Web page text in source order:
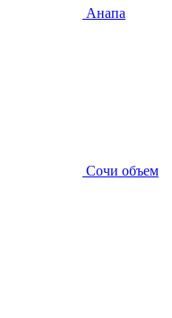
Анапа
Сочи объем